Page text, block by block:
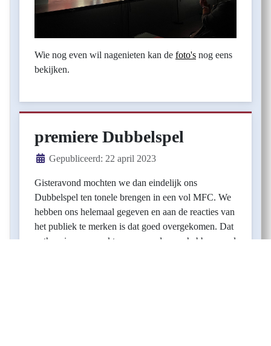
Wie nog even wil nagenieten kan de foto's nog eens
bekijken.
premiere Dubbelspel
DetailsGepubliceerd: 22 april 2023
Gisteravond mochten we dan eindelijk ons
Dubbelspel ten tonele brengen in een vol MFC. We
hebben ons helemaal gegeven en aan de reacties van
het publiek te merken is dat goed overgekomen. Dat
enthousiasme smaakt naar meer dus we hebben nu al